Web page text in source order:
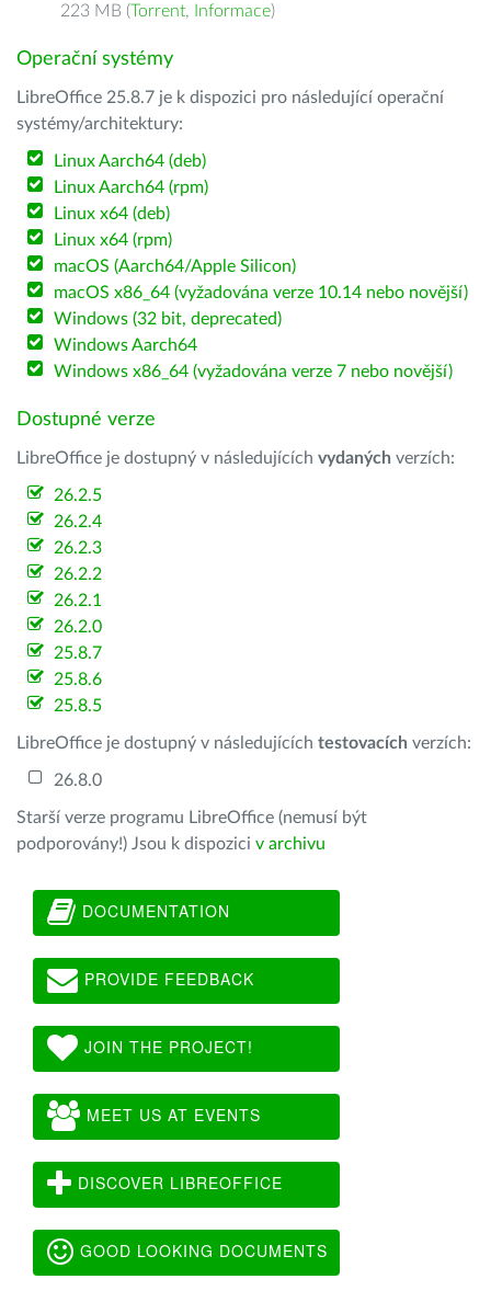
223 MB (Torrent, Informace)
Operační systémy
LibreOffice 25.8.7 je k dispozici pro následující operační
systémy/architektury:
Linux Aarch64 (deb)
Linux Aarch64 (rpm)
Linux x64 (deb)
Linux x64 (rpm)
macOS (Aarch64/Apple Silicon)
macOS x86_64 (vyžadována verze 10.14 nebo novější)
Windows (32 bit, deprecated)
Windows Aarch64
Windows x86_64 (vyžadována verze 7 nebo novější)
Dostupné verze
LibreOffice je dostupný v následujících vydaných verzích:
26.2.5
26.2.4
26.2.3
26.2.2
26.2.1
26.2.0
25.8.7
25.8.6
25.8.5
LibreOffice je dostupný v následujících testovacích verzích:
26.8.0
Starší verze programu LibreOffice (nemusí být
podporovány!) Jsou k dispozici v archivu
DOCUMENTATION
PROVIDE FEEDBACK
JOIN THE PROJECT!
MEET US AT EVENTS
DISCOVER LIBREOFFICE
GOOD LOOKING DOCUMENTS